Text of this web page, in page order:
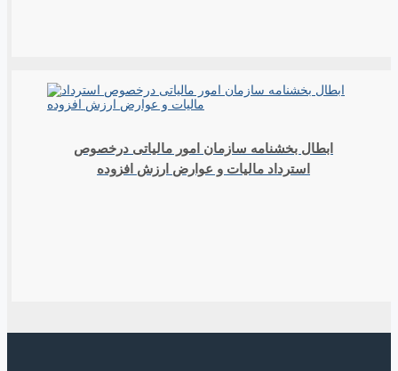
ابطال بخشنامه سازمان امور مالیاتی درخصوص
استرداد مالیات و عوارض ارزش افزوده